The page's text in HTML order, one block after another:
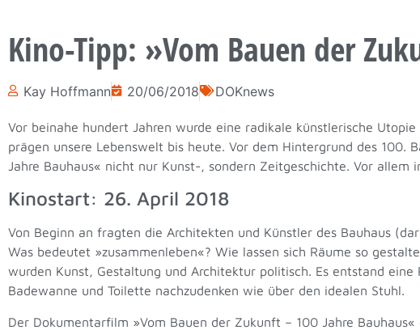
Kino-Tipp: »Vom Bauen der
Kay Hoffmann 20/06/2018 DOKnews
Vor beinahe hundert Jahren wurde eine radikale künstlerische
prägen unsere Lebenswelt bis heute. Vor dem Hintergrund des
Jahre Bauhaus« nicht nur Kunst-, sondern Zeitgeschichte. Vor
Kinostart: 26. April 2018
Von Beginn an fragten die Architekten und Künstler des Bauhaus
Was bedeutet »zusammenleben«? Wie lassen sich Räume so
wurden Kunst, Gestaltung und Architektur politisch. Es entstand
Badewanne und Toilette nachzudenken wie über den idealen Stuhl.
Der Dokumentarfilm »Vom Bauen der Zukunft – 100 Jahre